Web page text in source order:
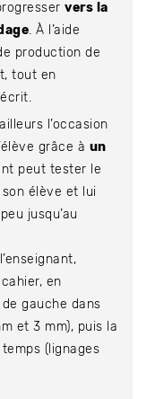
vers la
. À l’aide
production de
tout en
l’occasion
grâce à un
peut tester le
élève et lui
jusqu’au
en
gauche dans
et 3 mm), puis la
(lignages